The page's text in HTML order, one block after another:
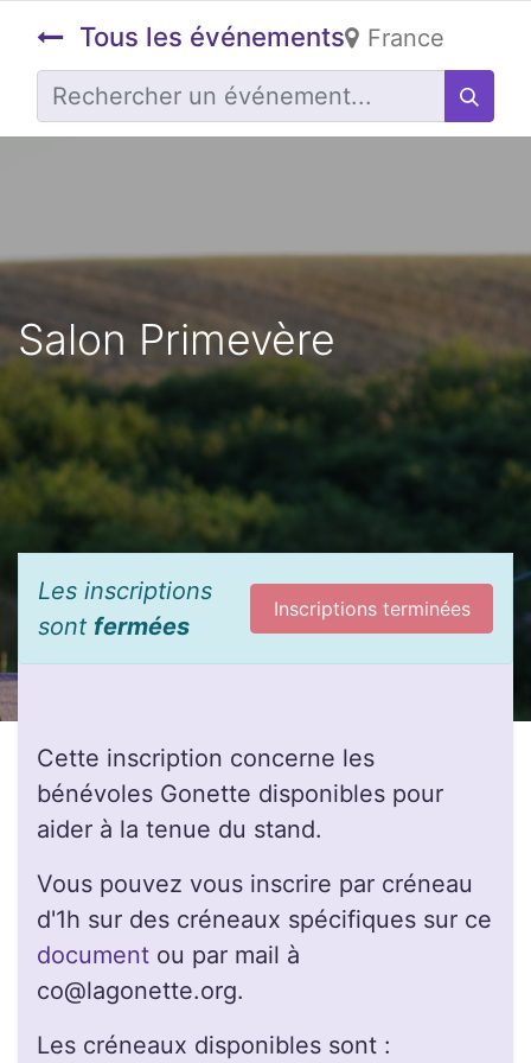
Tous les événements France
Salon Primevère
Les inscriptions
sont fermées
Inscriptions terminées
Cette inscription concerne les
bénévoles Gonette disponibles pour
aider à la tenue du stand.
Vous pouvez vous inscrire par créneau
d'1h sur des créneaux spécifiques sur ce
document ou par mail à
co@lagonette.org.
Les créneaux disponibles sont :